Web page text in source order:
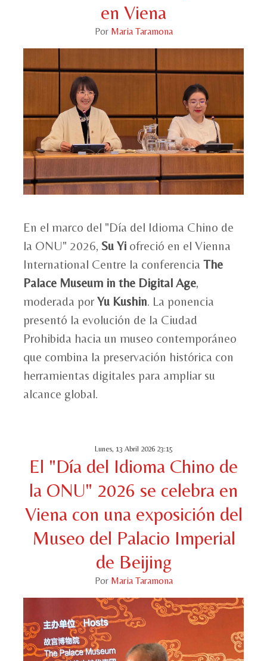
en Viena
Por Maria Taramona
En el marco del "Día del Idioma Chino de
la ONU" 2026, Su Yi ofreció en el Vienna
International Centre la conferencia The
Palace Museum in the Digital Age,
moderada porYu Kushin. La ponencia
presentó la evolución de la Ciudad
Prohibida hacia un museo contemporáneo
que combina la preservación histórica con
herramientas digitales para ampliar su
alcance global.
Lunes, 13 Abril 2026 23:15
El "Día del Idioma Chino de
la ONU" 2026 se celebra en
Viena con una exposición del
Museo del Palacio Imperial
de Beijing
Por Maria Taramona